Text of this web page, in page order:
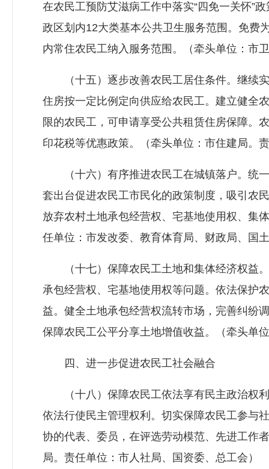
在农民工预防艾滋病工作中落实“四免一关怀”
政区划内12大类基本公共卫生服务范围。免费
内常住农民工纳入服务范围。（牵头单位：市
（十五）逐步改善农民工居住条件。继续实
住房按一定比例定向供应给农民工。建立健全
限的农民工，可申请享受公共租赁住房保障。
印花税等优惠政策。（牵头单位：市住建局。
（十六）有序推进农民工在城镇落户。统一
套出台促进农民工市民化的政策制度，吸引农
放弃农村土地承包经营权、宅基地使用权、集
任单位：市发改委、教育体育局、财政局、国
（十七）保障农民工土地和集体经济权益。
承包经营权、宅基地使用权等问题。依法保护
益。健全土地承包经营权流转市场，完善纠纷
保障农民工公平分享土地增值收益。（牵头单
四、进一步促进农民工社会融合
（十八）保障农民工依法享有民主政治权利
依法行使民主管理权利。切实保障农民工参与
协的代表、委员，在评选劳动模范、先进工作
局。责任单位：市人社局、国资委、总工会）